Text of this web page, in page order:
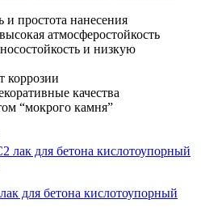
и простота нанесения
атмосферостойкость
и низкую
коррозии
качества
“мокрого камня”
для бетона кислотоупорный